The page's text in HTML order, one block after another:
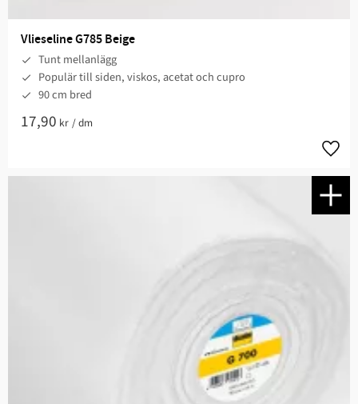
Vlieseline G785 Beige
Tunt mellanlägg
Populär till siden, viskos, acetat och cupro
90 cm bred
17,90 kr /dm